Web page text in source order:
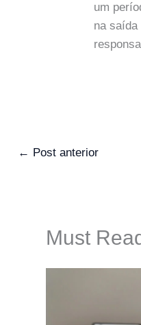
um
na saída
← Post anterior
Must